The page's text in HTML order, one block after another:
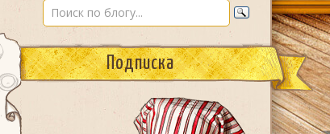
Подписка